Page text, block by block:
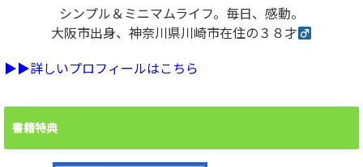
シンプル＆ミニマムライフ。毎日、感動。
大阪市出身、神奈川県川崎市在住の３８才
▶︎▶︎詳しいプロフィールはこちら
書籍特典